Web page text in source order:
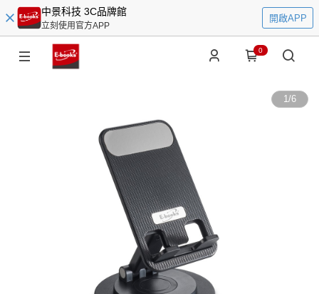
中景科技 3C品牌館
立刻使用官方APP
開啟APP
0
1/6